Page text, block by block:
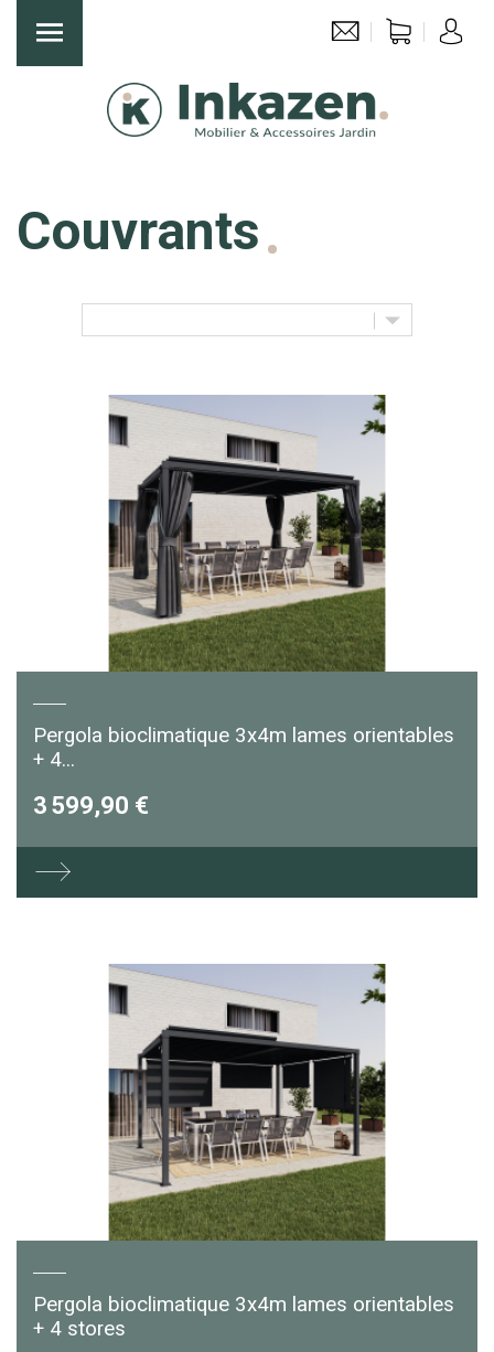
Couvrants
Pergola bioclimatique 3x4m lames orientables
+ 4...
3 599,90 €
Pergola bioclimatique 3x4m lames orientables
+ 4 stores